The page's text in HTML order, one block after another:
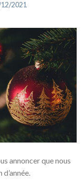
2021
annoncer que nous